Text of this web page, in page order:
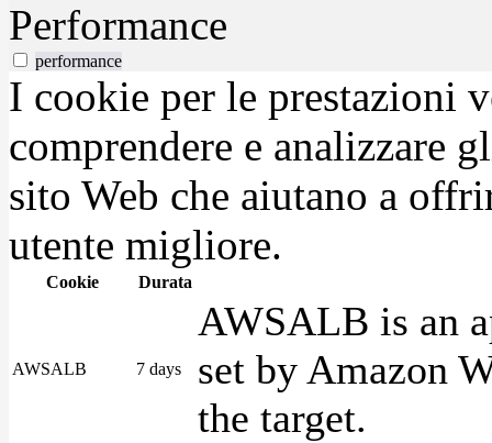
Performance
performance
I cookie per le prestazioni
comprendere e analizzare
sito Web che aiutano a
utente migliore.
Cookie Durata
AWSALB 7 days
AWSALB is an
set by Amazon
the target.